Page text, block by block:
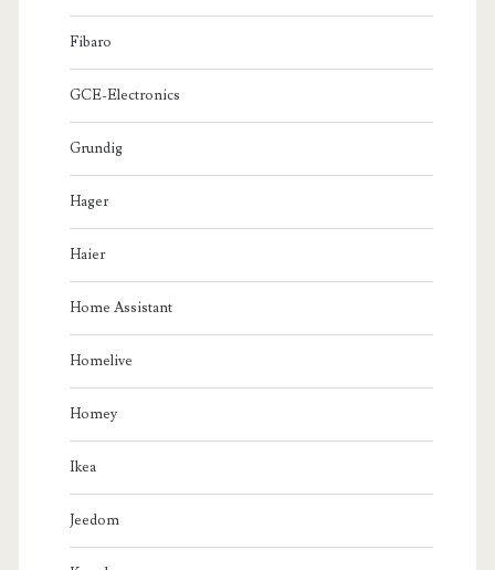
Fibaro
GCE-Electronics
Grundig
Hager
Haier
Home Assistant
Homelive
Homey
Ikea
Jeedom